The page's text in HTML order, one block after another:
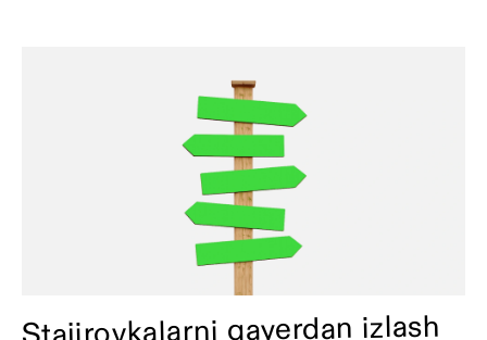
Stajirovkalarni qayerdan izlash